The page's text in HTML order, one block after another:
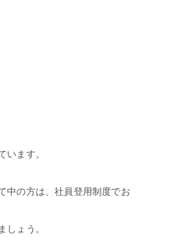
ます。
中の方は、社員登用制度でお
ょう。